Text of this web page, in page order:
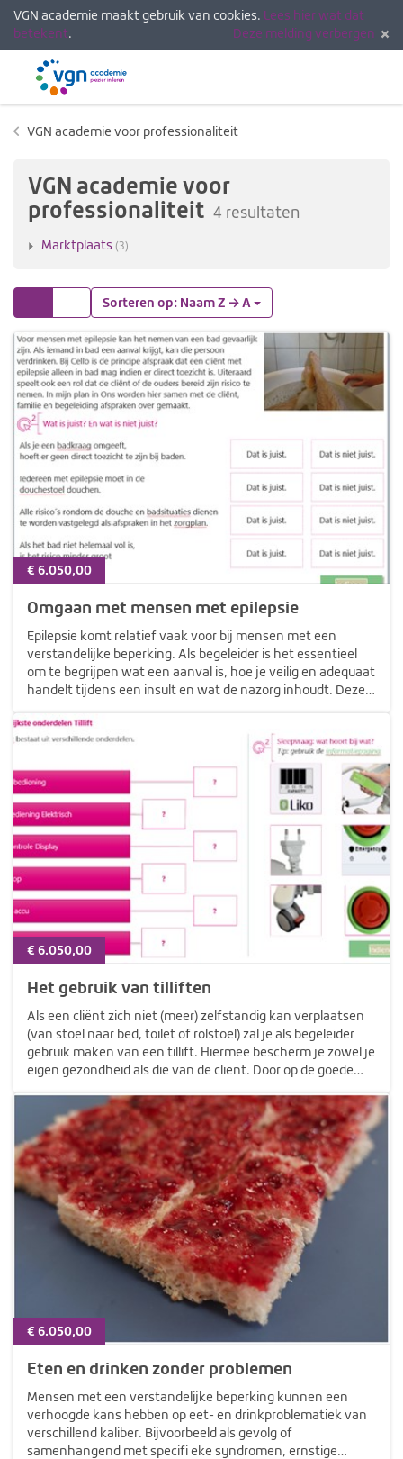
VGN academie maakt gebruik van cookies. Lees hier wat dat
betekent. Deze melding verbergen
Menu
VGN academie voor professionaliteit
VGN academie voor
professionaliteit 4 resultaten
Marktplaats (3)
Lijst Sorteren op: Naam Z → A
€ 6.050,00
Omgaan met mensen met epilepsie
Epilepsie komt relatief vaak voor bij mensen met een
verstandelijke beperking. Als begeleider is het essentieel
om te begrijpen wat een aanval is, hoe je veilig en adequaat
handelt tijdens een insult en wat de nazorg inhoudt. Deze
herkennen van…
€ 6.050,00
Het gebruik van tilliften
Als een cliënt zich niet (meer) zelfstandig kan verplaatsen
(van stoel naar bed, toilet of rolstoel) zal je als begeleider
gebruik maken van een tillift. Hiermee bescherm je zowel je
eigen gezondheid als die van de cliënt. Door op de goede
€ 6.050,00
Eten en drinken zonder problemen
Mensen met een verstandelijke beperking kunnen een
verhoogde kans hebben op eet- en drinkproblematiek van
verschillend kaliber. Bijvoorbeeld als gevolg of
samenhangend met specifi eke syndromen, ernstige